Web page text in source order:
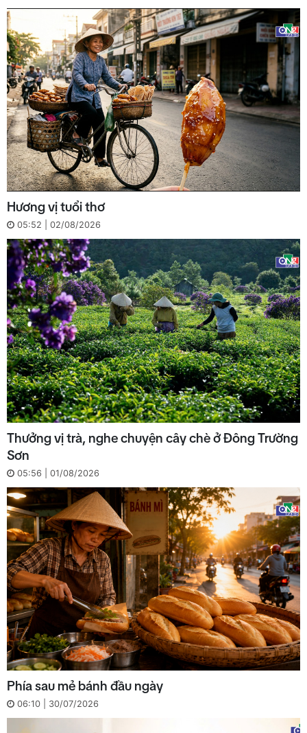
Hương vị tuổi thơ
05:52 | 02/08/2026
Thưởng vị trà, nghe chuyện cây chè ở Đông Trường
Sơn
05:56 | 01/08/2026
Phía sau mẻ bánh đầu ngày
06:10 | 30/07/2026